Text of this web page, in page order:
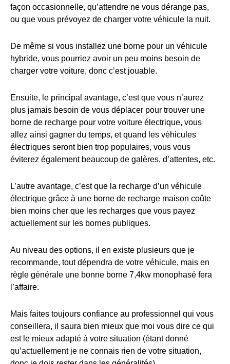
façon occasionnelle, qu’attendre ne vous dérange pas,
ou que vous prévoyez de charger votre véhicule la nuit.
De même si vous installez une borne pour un véhicule
hybride, vous pourriez avoir un peu moins besoin de
charger votre voiture, donc c’est jouable.
Ensuite, le principal avantage, c’est que vous n’aurez
plus jamais besoin de vous déplacer pour trouver une
borne de recharge pour votre voiture électrique, vous
allez ainsi gagner du temps, et quand les véhicules
électriques seront bien trop populaires, vous vous
éviterez également beaucoup de galères, d’attentes, etc.
L’autre avantage, c’est que la recharge d’un véhicule
électrique grâce à une borne de recharge maison coûte
bien moins cher que les recharges que vous payez
actuellement sur les bornes publiques.
Au niveau des options, il en existe plusieurs que je
recommande, tout dépendra de votre véhicule, mais en
règle générale une bonne borne 7,4kw monophasé fera
l’affaire.
Mais faites toujours confiance au professionnel qui vous
conseillera, il saura bien mieux que moi vous dire ce qui
est le mieux adapté à votre situation (étant donné
qu’actuellement je ne connais rien de votre situation,